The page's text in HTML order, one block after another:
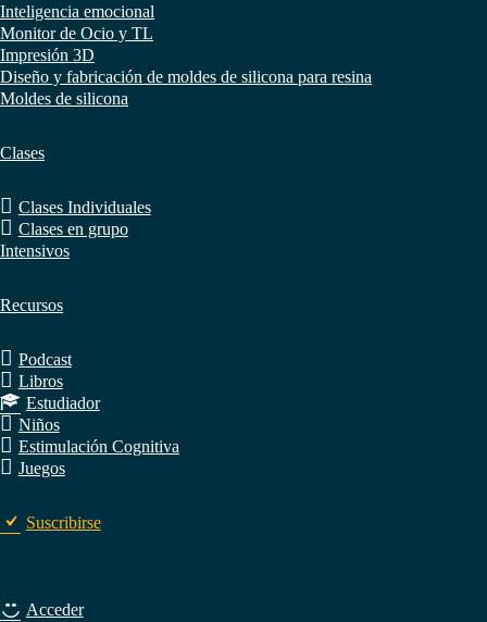
Inteligencia emocional
Monitor de Ocio y TL
Impresión 3D
Diseño y fabricación de moldes de silicona para resina
Moldes de silicona
Clases
Clases Individuales
Clases en grupo
Intensivos
Recursos
Podcast
Libros
Estudiador
Niños
Estimulación Cognitiva
Juegos
Suscribirse
Acceder